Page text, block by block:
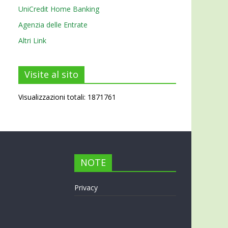
UniCredit Home Banking
Agenzia delle Entrate
Altri Link
Visite al sito
Visualizzazioni totali: 1871761
NOTE
Privacy